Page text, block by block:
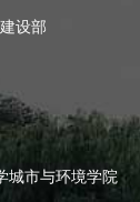
设部
城市与环境学院